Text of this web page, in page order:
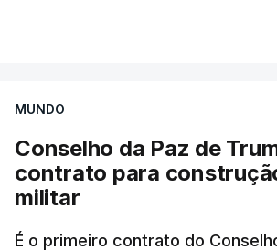
MUNDO
Conselho da Paz de
contrato para
militar
É o primeiro contrato do